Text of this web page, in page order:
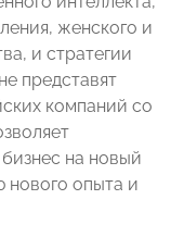
женского и
и стратегии
представят
компаний со
на новый
нового опыта и